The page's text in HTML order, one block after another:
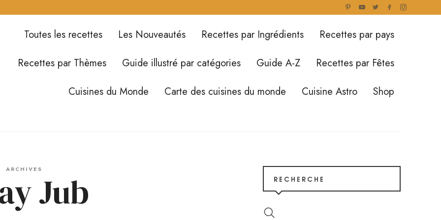
Toutes les recettes Les Nouveautés Recettes par Ingrédients
Recettes par pays
Recettes par Thèmes
Guide illustré par catégories Guide A-Z
Recettes par Fêtes
Cuisines du Monde
Carte des cuisines du monde Cuisine Astro Shop
ARCHIVES
Jub RECHERCHE